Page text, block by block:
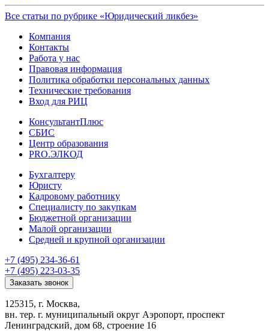
Все статьи по рубрике «Юридический ликбез»
Компания
Контакты
Работа у нас
Правовая информация
Политика обработки персональных данных
Технические требования
Вход для РИЦ
КонсультантПлюс
СБИС
Центр образования
PRO.ЭЛКОД
Бухгалтеру
Юристу
Кадровому работнику
Специалисту по закупкам
Бюджетной организации
Малой организации
Средней и крупной организации
+7 (495) 234-36-61
+7 (495) 223-03-35
Заказать звонок
125315, г. Москва,
вн. тер. г. муниципальный округ Аэропорт, проспект
Ленинградский, дом 68, строение 16